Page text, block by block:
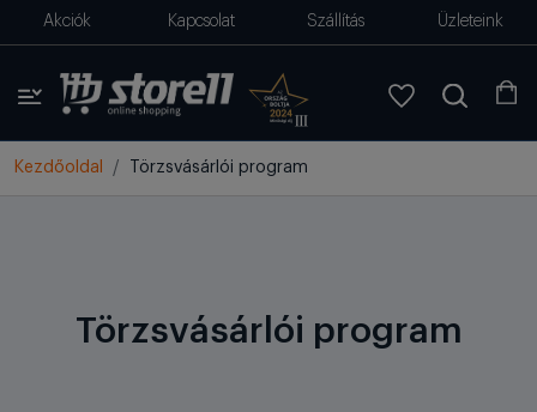
Akciók Kapcsolat Szállítás Üzleteink
Kezdőoldal Törzsvásárlói program
Törzsvásárlói program